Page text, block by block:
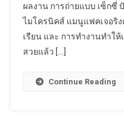
ผลงาน การถ่ายแบบ เซ็กซี่
ไมโครนิคส์ แมนูแฟคเจอริง
เรียน และ การทำงานทำใ
สวยแล้ว […]
Continue Reading